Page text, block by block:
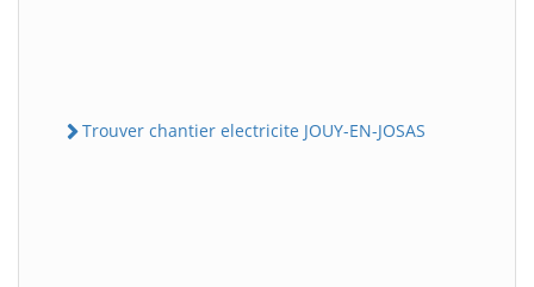
Trouver chantier electricite JOUY-EN-JOSAS